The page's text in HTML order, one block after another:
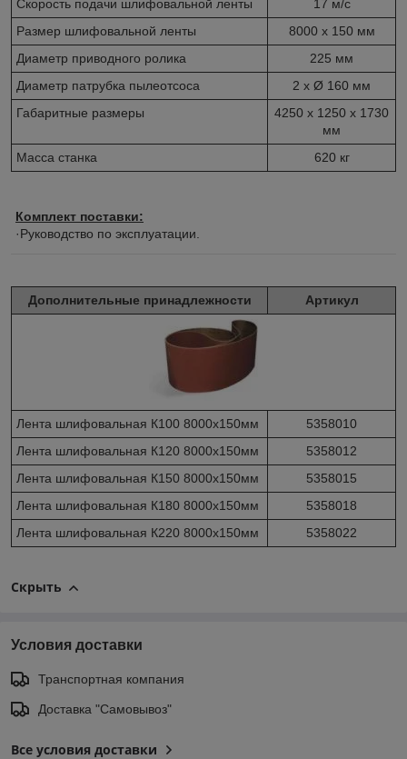
Скорость подачи шлифовальной ленты
17 м/с
Размер шлифовальной ленты
8000 х 150 мм
Диаметр приводного ролика
225 мм
Диаметр патрубка пылеотсоса
2 х Ø 160 мм
Габаритные размеры
4250 х 1250 х 1730
мм
Масса станка
620 кг
Комплект поставки:
·Руководство по эксплуатации.
Дополнительные принадлежности Артикул
Лента шлифовальная К100 8000х150мм
5358010
Лента шлифовальная К120 8000х150мм
5358012
Лента шлифовальная К150 8000х150мм
5358015
Лента шлифовальная К180 8000х150мм
5358018
Лента шлифовальная К220 8000х150мм
5358022
Скрыть
Условия доставки
Транспортная компания
Доставка "Самовывоз"
Все условия доставки